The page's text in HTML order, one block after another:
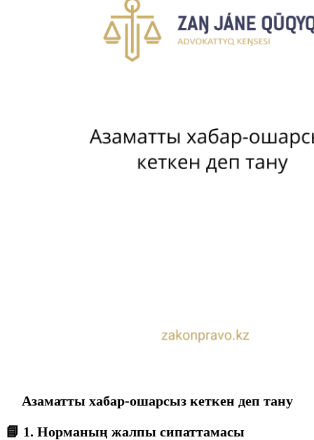
Азаматты хабар-ошарсыз кеткен деп тану
📘 1. Норманың жалпы сипаттамасы